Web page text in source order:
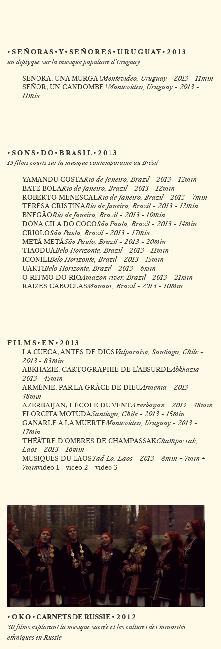
• S E Ñ O R A S • Y • S E Ñ O R E S • U R U G U A Y • 2 0 1 3
un diptyque sur la musique populaire d'Uruguay
SEÑORA, UNA MURGA !Montevideo, Uruguay - 2013 - 11min
SEÑOR, UN CANDOMBE !Montevideo, Uruguay - 2013 -
11min
• S O N S • D O • B R A S I L • 2 0 1 3
13 films courts sur la musique contemporaine au Brésil
YAMANDU COSTARio de Janeiro, Brazil - 2013 - 12min
BATE BOLARio de Janeiro, Brazil - 2013 - 12min
ROBERTO MENESCALRio de Janeiro, Brazil - 2013 - 7min
TERESA CRISTINARio de Janeiro, Brazil - 2013 - 12min
BNEGÃORio de Janeiro, Brazil - 2013 - 10min
DONA CILA DO COCOSão Paulo, Brazil - 2013 - 14min
CRIOLOSão Paulo, Brazil - 2013 - 17min
METÁ METÁSão Paulo, Brazil - 2013 - 20min
TIÃODUÁBelo Horizonte, Brazil - 2013 - 11min
ICONILIBelo Horizonte, Brazil - 2013 - 15min
UAKTIBelo Horizonte, Brazil - 2013 - 6min
O RITMO DO RIOAmazon river, Brazil - 2013 - 21min
RAIZES CABOCLASManaus, Brazil - 2013 - 10min
F I L M S • E N • 2 0 1 3
LA CUECA, ANTES DE DIOSValparaiso, Santiago, Chile -
2013 - 83min
ABKHAZIE, CARTOGRAPHIE DE L’ABSURDEAbkhazia -
2013 - 45min
ARMÉNIE, PAR LA GRÂCE DE DIEUArmenia - 2013 -
48min
AZERBAIJAN, L’ÉCOLE DU VENTAzerbaijan - 2013 - 48min
FLORCITA MOTUDASantiago, Chile - 2013 - 15min
GANARLE A LA MUERTEMontevideo, Uruguay - 2013 -
17min
THÉÂTRE D’OMBRES DE CHAMPASSAKChampassak,
Laos - 2013 - 16min
MUSIQUES DU LAOSTad Lo, Laos - 2013 - 8min + 7min +
7minvideo 1- video 2 - video 3
• O K O • CARNETS DE RUSSIE • 2 0 1 2
30 films explorant la musique sacrée et les cultures des minorités
ethniques en Russie